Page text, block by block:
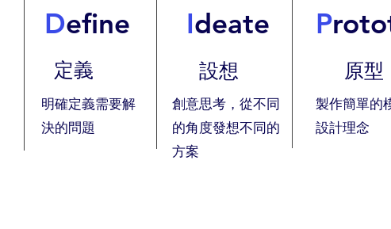
Define
定義
明確定義需要解
決的問題
Ideate
設想
創意思考，從不同
的角度發想不同的
方案
P
原型
製作簡單的
設計理念